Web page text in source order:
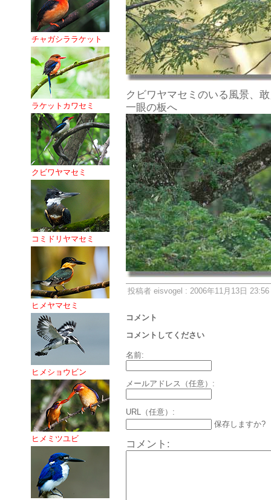
チャガシララケット
ラケットカワセミ
クビワヤマセミ
コミドリヤマセミ
ヒメヤマセミ
ヒメショウビン
ヒメミツユビ
クビワヤマセミのいる風景、
一眼の板へ
投稿者 eisvogel : 2006年11月13日 23:56
コメント
コメントしてください
名前:
メールアドレス（任意）:
URL（任意）:
保存しますか?
コメント: